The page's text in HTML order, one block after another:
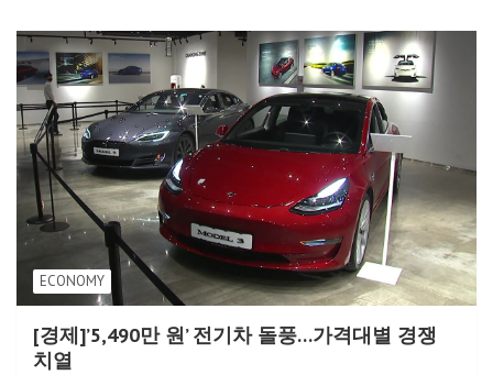
ECONOMY
[경제]’5,490만 원’ 전기차 돌풍…가격대별 경쟁
치열